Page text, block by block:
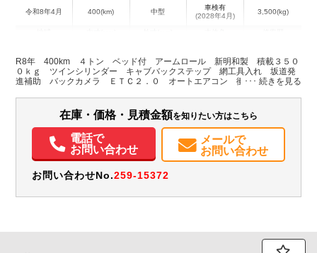
令和8年4月 400(km) 中型
車検有
(2028年4月)
3,500(kg)
埼玉県
W:2,230
H:2,430
無
パワステ パワーウィンドウ ABS エアバッグ
集中ドアロック
電動格納ミラー
ETC バックモニター
R8年 400km ４トン ベッド付 アームロール 新明和製 積載３５０
０ｋｇ ツインシリンダー キャブバックステップ 網工具入れ 坂道発
進補助 バックカメラ ＥＴＣ２．０ オートエアコン 衝突軽減ブレー
在庫・価格・見積金額を知りたい方はこちら
電話で
お問い合わせ
メールで
お問い合わせ
お問い合わせNo.259-15372